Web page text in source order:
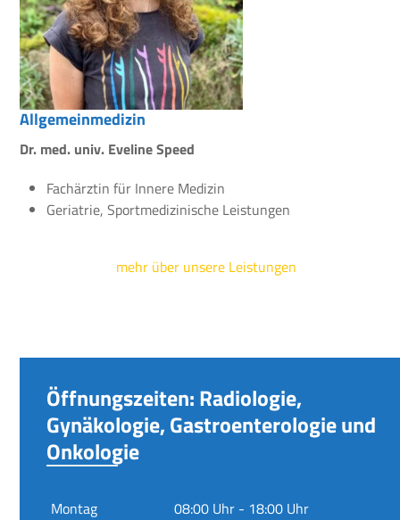
Allgemeinmedizin
Dr. med. univ. Eveline Speed
Fachärztin für Innere Medizin
Geriatrie, Sportmedizinische Leistungen
mehr über unsere Leistungen
Öffnungszeiten: Radiologie,
Gynäkologie, Gastroenterologie und
Onkologie
Montag
08:00 Uhr - 18:00 Uhr